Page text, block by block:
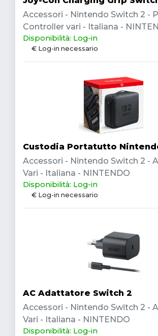
Accessori - Nintendo Switch 2 -
Controller vari - Italiana -
Disponibilità: Log-in
€ Log-in necessario
Custodia Portatutto
Accessori - Nintendo Switch 2 -
Vari - Italiana - NINTENDO
Disponibilità: Log-in
€ Log-in necessario
AC Adattatore Switch 2
Accessori - Nintendo Switch 2 -
Vari - Italiana - NINTENDO
Disponibilità: Log-in